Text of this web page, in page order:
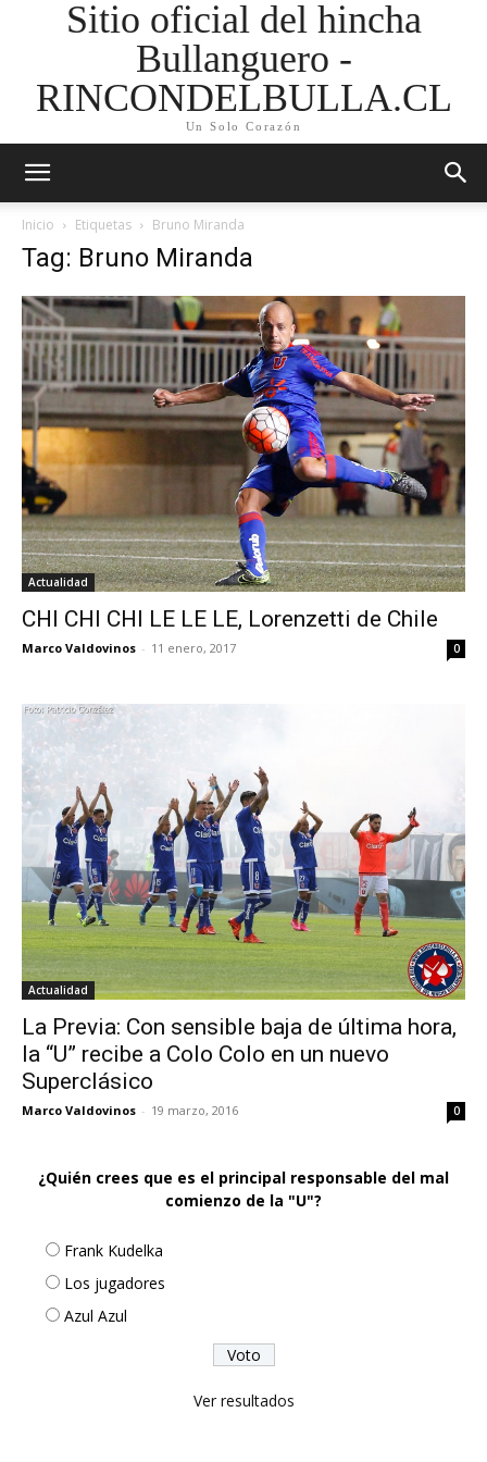
Sitio oficial del hincha
Bullanguero -
RINCONDELBULLA.CL
Un Solo Corazón
Inicio Etiquetas Bruno Miranda
Tag: Bruno Miranda
Actualidad
CHI CHI CHI LE LE LE, Lorenzetti de Chile
Marco Valdovinos - 11 enero, 2017 0
Actualidad
La Previa: Con sensible baja de última hora,
la “U” recibe a Colo Colo en un nuevo
Superclásico
Marco Valdovinos - 19 marzo, 2016 0
¿Quién crees que es el principal responsable del mal
comienzo de la "U"?
Frank Kudelka
Los jugadores
Azul Azul
Ver resultados